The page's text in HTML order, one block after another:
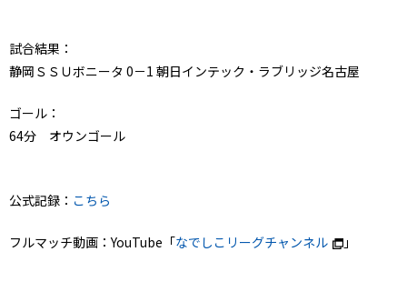
試合結果：
静岡ＳＳＵボニータ 0－1 朝日インテック・ラブリッジ名古屋
ゴール：
64分 オウンゴール
公式記録： こちら
フルマッチ動画：YouTube「なでしこリーグチャンネル 」